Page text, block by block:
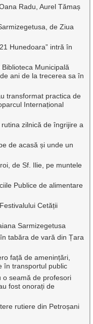
Radu, Aurel Tămaș
de Ziua
Hunedoara” intră în
Municipală
ani de la trecerea sa în
transformat practica de
Internațional
zilnică de îngrijire a
de acasă și unde un
de Sf. Ilie, pe muntele
Publice de alimentare
Cetății
Sarmizegetusa
tabăra de vară din Țara
față de amenințări,
în transportul public
o seamă de profesori
fost onorați de
rutiere din Petroșani